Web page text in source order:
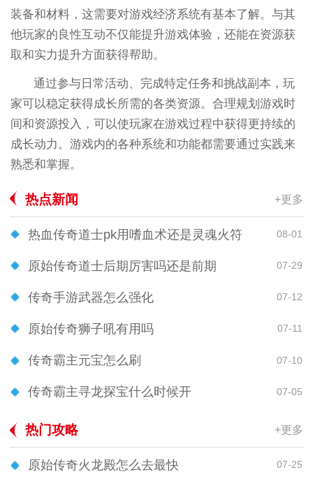
装备和材料，这需要对游戏经济系统有基本了解。与其
他玩家的良性互动不仅能提升游戏体验，还能在资源获
取和实力提升方面获得帮助。
通过参与日常活动、完成特定任务和挑战副本，玩
家可以稳定获得成长所需的各类资源。合理规划游戏时
间和资源投入，可以使玩家在游戏过程中获得更持续的
成长动力。游戏内的各种系统和功能都需要通过实践来
熟悉和掌握。
热点新闻 +更多
热血传奇道士pk用嗜血术还是灵魂火符 08-01
原始传奇道士后期厉害吗还是前期 07-29
传奇手游武器怎么强化 07-12
原始传奇狮子吼有用吗 07-11
传奇霸主元宝怎么刷 07-10
传奇霸主寻龙探宝什么时候开 07-05
热门攻略 +更多
原始传奇火龙殿怎么去最快 07-25